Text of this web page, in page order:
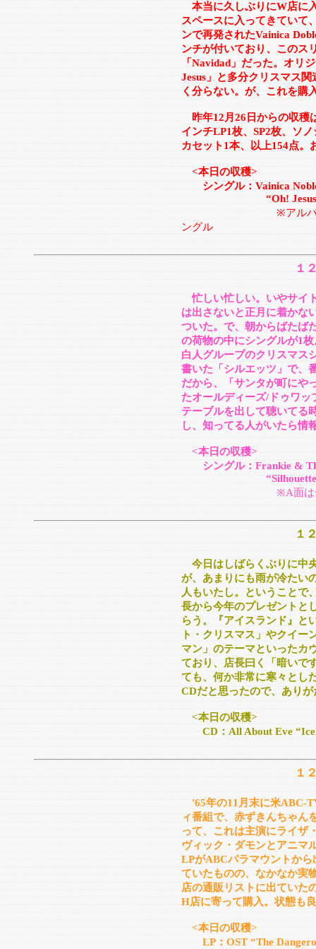
本当に久しぶりにW店に
スペースに入ってきていて
ンで再発されたVainica
ンチが付いており、このス
「Navidad」だった。オリ
Jesus」と多分クリスマス
く分らない。が、これを購
昨年12月26日からの収穫
インチLP1枚、SP2枚、ソ
カセット1本、以上154点。
<本日の収穫>
シングル：Vainica
“Oh! Jesus/
※アル
ングル
１
忙しい忙しい。いやサイ
は出さないと正月に着かな
ついた。で、朝からばたば
の荷物の中にシングルが1
白人グループのクリスマス
書いた「シルエッツ」で、
だから、「サンタが町にや
たオールディーズ/ドゥワ
テーブルを出して聴いてる
し、知ってる人がいたら情
<本日の収穫>
シングル：Frankie &
“Silhouettes/Santa
※A面は
１
今日はしばらくぶりに中
が、あまりにも雨が冷たい
人もいたし。ということで
長から今年のプレゼントと
らう。『アイスランド』と
ト・クリスマス」やクイー
マン」のテーマといったカ
ており、店長曰く「暗いで
ても、何か非常に寒々とし
CDだと思ったので、あり
<本日の収穫>
CD：All About Eve
１
'65年の11月末に米ABC-
ィ番組で、赤ずきんちゃん
って、これは主演にライザ
ヴィック・ダモンとアニマ
LPがABCパラマウントか
ていたものの、なかなか実
店の通販リストに出ていた
H店に寄って購入。状態も
<本日の収穫>
LP：OST “The